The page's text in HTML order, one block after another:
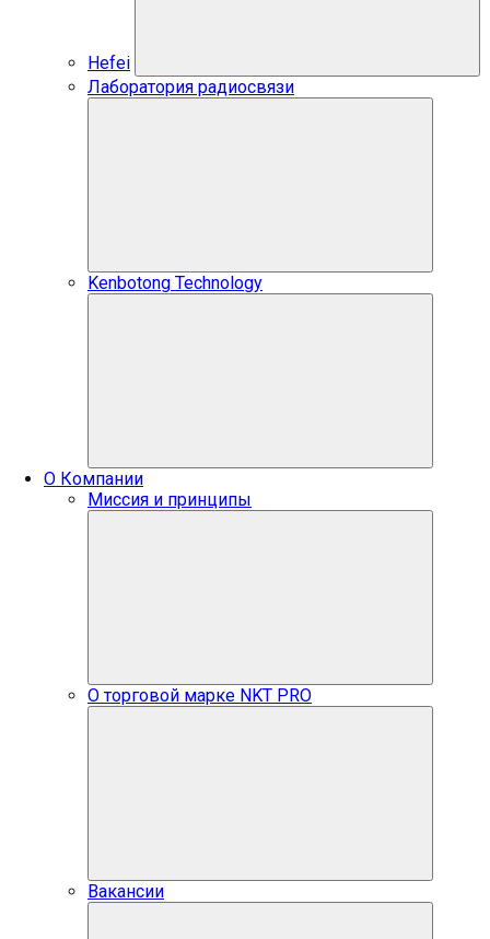
Hefei
Лаборатория радиосвязи
Kenbotong Technology
О Компании
Миссия и принципы
О торговой марке NKT PRO
Вакансии